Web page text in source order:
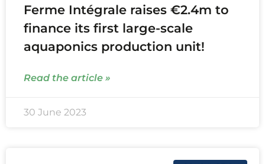
Ferme Intégrale raises €2.4m to
finance its first large-scale
aquaponics production unit!
Read the article »
30 June 2023